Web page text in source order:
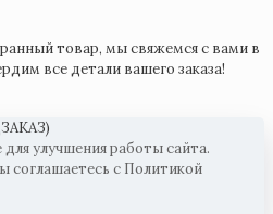
товар, мы свяжемся с вами в
все детали вашего заказа!
улучшения работы сайта.
соглашаетесь с Политикой